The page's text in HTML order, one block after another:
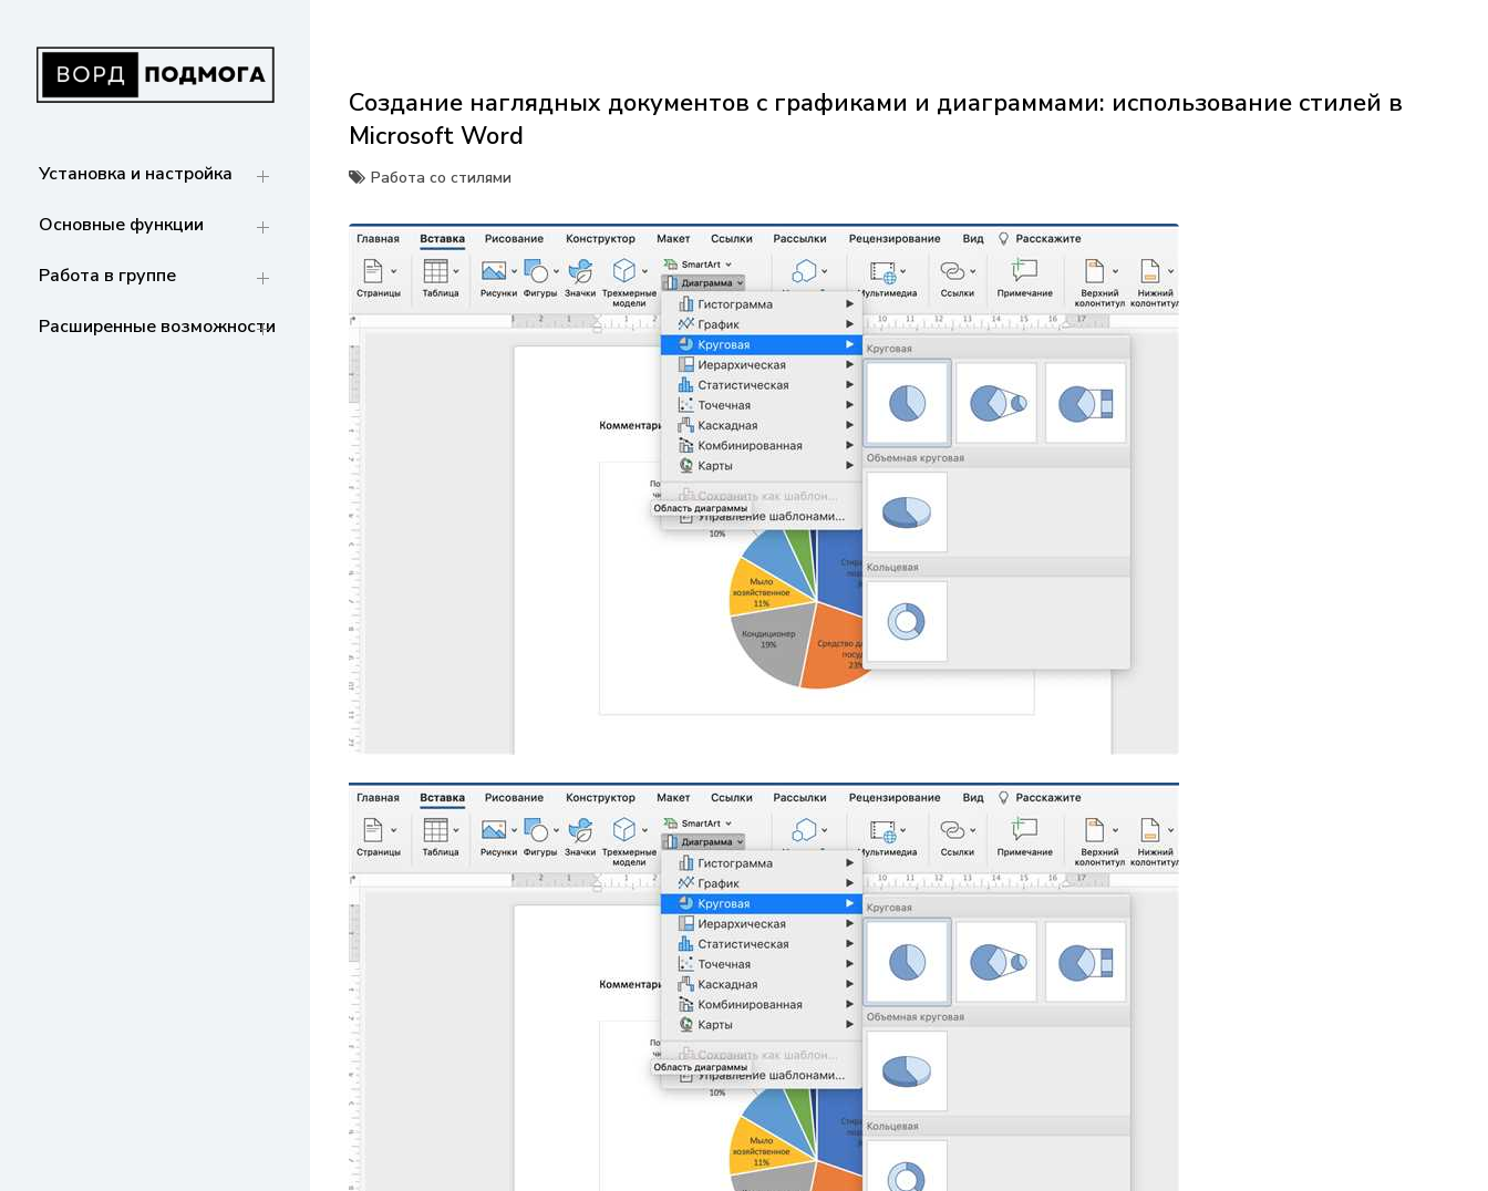
содержанию
совместной работе. Станьте мастером
Установка и настройка
Основные функции
Работа в группе
Расширенные возможности
Создание наглядных документов с графиками и диаграммами: использование стилей в
Microsoft Word
Работа со стилями